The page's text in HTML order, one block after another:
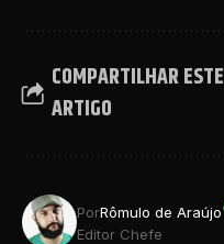
COMPARTILHAR ESTE
ARTIGO
PorRômulo de Araújo
Editor Chefe